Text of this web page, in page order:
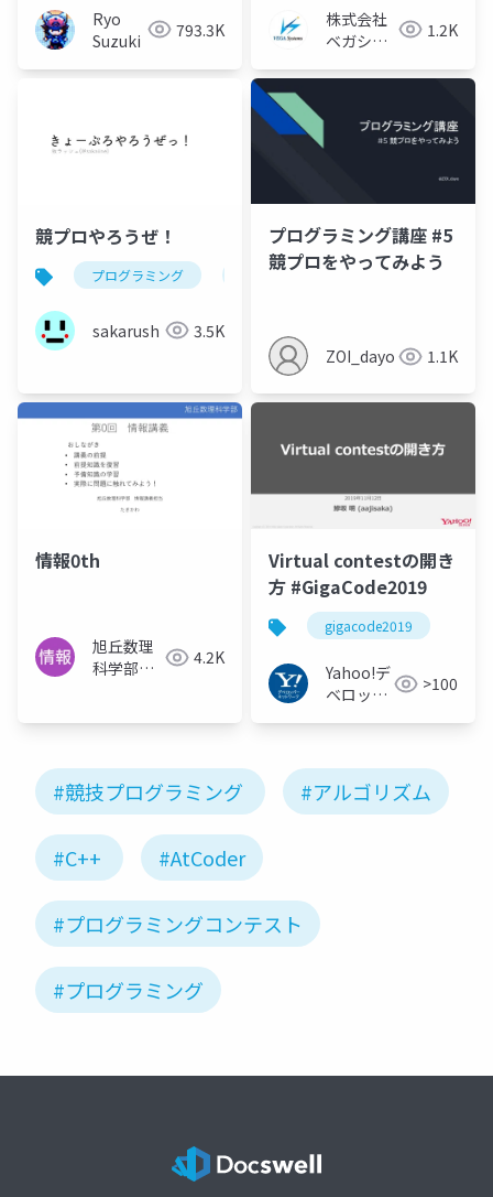
Ryo
Suzuki
793.3K
株式会社
ベガシス
1.2K
競プロやろうぜ！
プログラミング 競技プログラミング 競プロ
sakarush 3.5K
プログラミング講座 #5
競プロをやってみよう
ZOI_dayo 1.1K
情報0th
旭丘数理
科学部情
4.2K
Virtual contestの開き
方 #GigaCode2019
gigacode2019
Yahoo!デ
ベロッパ
>100
#競技プログラミング #アルゴリズム
#C++ #AtCoder
#プログラミングコンテスト
#プログラミング